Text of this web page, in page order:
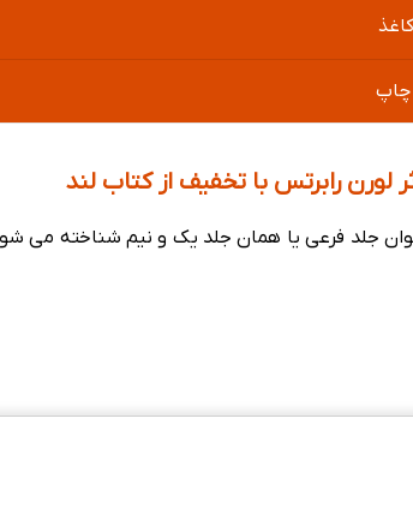
لورن رابرتس با تخفیف از کتاب لند
جلد فرعی یا همان جلد یک و نیم شناخته می